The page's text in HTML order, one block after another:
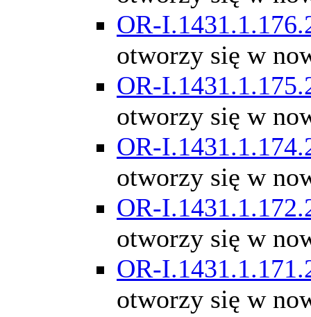
OR-
otworzy się w
OR-
otworzy się w
OR-
otworzy się w
OR-
otworzy się w
OR-
otworzy się w